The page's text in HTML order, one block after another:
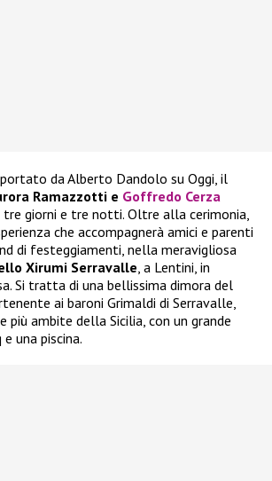
da Alberto Dandolo su Oggi, il
Ramazzotti e Goffredo Cerza
giorni e tre notti. Oltre alla cerimonia,
che accompagnerà amici e parenti
di festeggiamenti, nella meravigliosa
Xirumi Serravalle , a Lentini, in
Si tratta di una bellissima dimora del
ai baroni Grimaldi di Serravalle,
più ambite della Sicilia, con un grande
una piscina.